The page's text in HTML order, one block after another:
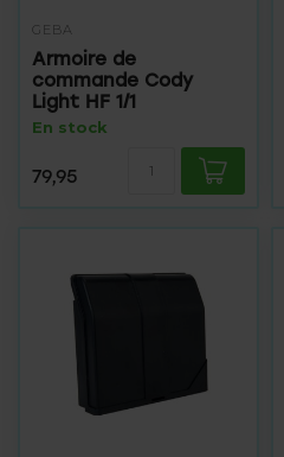
GEBA
Armoire de
commande Cody
Light HF 1/1
En stock
79,95